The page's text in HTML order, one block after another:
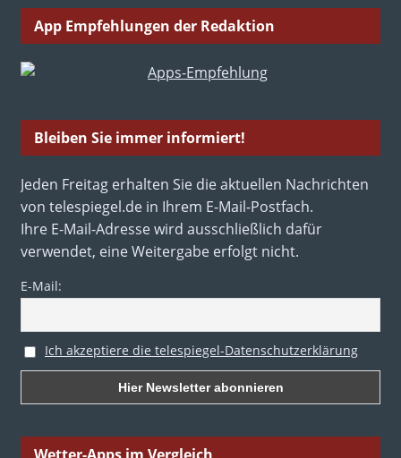
App Empfehlungen der Redaktion
Bleiben Sie immer informiert!
Jeden Freitag erhalten Sie die aktuellen Nachrichten
von telespiegel.de in Ihrem E-Mail-Postfach.
Ihre E-Mail-Adresse wird ausschließlich dafür
verwendet, eine Weitergabe erfolgt nicht.
E-Mail:
Ich akzeptiere die telespiegel-Datenschutzerklärung